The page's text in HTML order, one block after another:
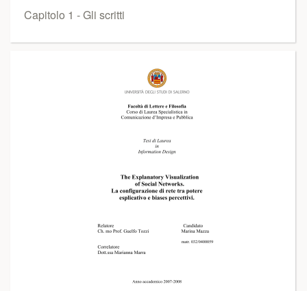
Capitolo 1 - Gli scritti